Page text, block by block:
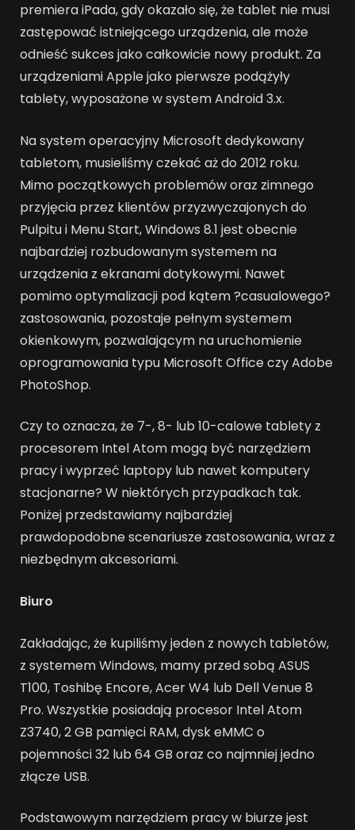
premiera iPada, gdy okazało się, że tablet nie musi
zastępować istniejącego urządzenia, ale może
odnieść sukces jako całkowicie nowy produkt. Za
urządzeniami Apple jako pierwsze podążyły
tablety, wyposażone w system Android 3.x.
Na system operacyjny Microsoft dedykowany
tabletom, musieliśmy czekać aż do 2012 roku.
Mimo początkowych problemów oraz zimnego
przyjęcia przez klientów przyzwyczajonych do
Pulpitu i Menu Start, Windows 8.1 jest obecnie
najbardziej rozbudowanym systemem na
urządzenia z ekranami dotykowymi. Nawet
pomimo optymalizacji pod kątem ?casualowego?
zastosowania, pozostaje pełnym systemem
okienkowym, pozwalającym na uruchomienie
oprogramowania typu Microsoft Office czy Adobe
PhotoShop.
Czy to oznacza, że 7-, 8- lub 10-calowe tablety z
procesorem Intel Atom mogą być narzędziem
pracy i wyprzeć laptopy lub nawet komputery
stacjonarne? W niektórych przypadkach tak.
Poniżej przedstawiamy najbardziej
prawdopodobne scenariusze zastosowania, wraz z
niezbędnym akcesoriami.
Biuro
Zakładając, że kupiliśmy jeden z nowych tabletów,
z systemem Windows, mamy przed sobą ASUS
T100, Toshibę Encore, Acer W4 lub Dell Venue 8
Pro. Wszystkie posiadają procesor Intel Atom
Z3740, 2 GB pamięci RAM, dysk eMMC o
pojemności 32 lub 64 GB oraz co najmniej jedno
złącze USB.
Podstawowym narzędziem pracy w biurze jest